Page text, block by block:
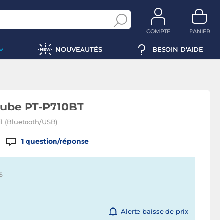
COMPTE PANIER
NOUVEAUTÉS BESOIN D'AIDE
PT-P710BT
(Bluetooth/USB)
1 question/réponse
Alerte baisse de prix